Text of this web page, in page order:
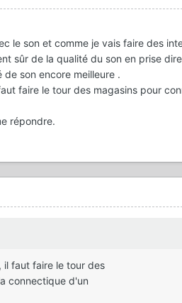
le son et comme je vais faire des
sûr de la qualité du son en prise
son encore meilleure .
faire le tour des magasins pour
répondre.
il faut faire le tour des
connectique d'un